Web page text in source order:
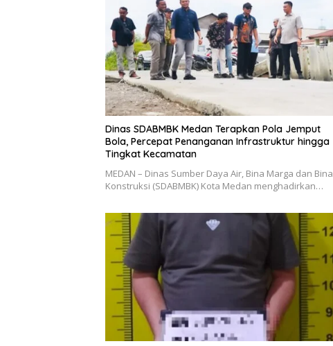
Dinas SDABMBK Medan Terapkan Pola Jemput
Bola, Percepat Penanganan Infrastruktur hingga
Tingkat Kecamatan
MEDAN – Dinas Sumber Daya Air, Bina Marga dan Bina
Konstruksi (SDABMBK) Kota Medan menghadirkan…